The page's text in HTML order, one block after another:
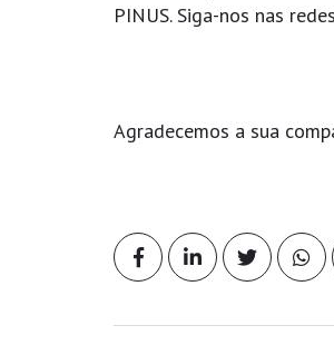
PINUS. Siga-nos nas
Agradecemos a sua